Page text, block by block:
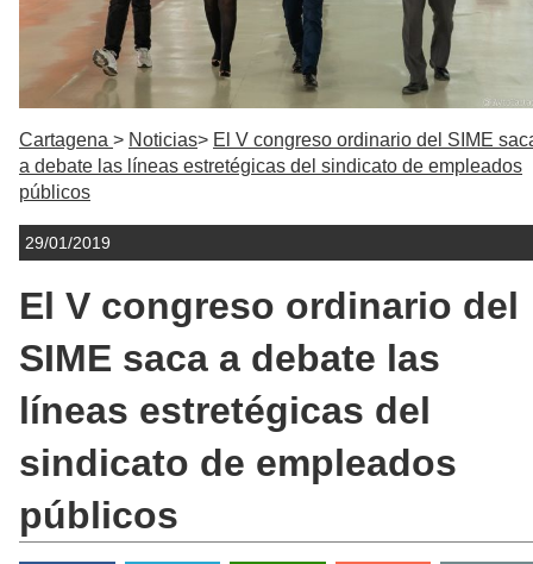
Cartagena Noticias
El V congreso ordinario del SIME
a debate las líneas estretégicas del sindicato de empleados
públicos
29/01/2019
El V congreso ordinario del
SIME saca a debate las
líneas estretégicas del
sindicato de empleados
públicos